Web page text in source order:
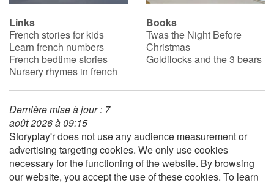
Links
French stories for kids
Learn french numbers
French bedtime stories
Nursery rhymes in french
Books
Twas the Night Before
Christmas
Goldilocks and the 3 bears
Dernière mise à jour : 7
août 2026 à 09:15
Storyplay'r does not use any audience measurement or
advertising targeting cookies. We only use cookies
necessary for the functioning of the website. By browsing
our website, you accept the use of these cookies. To learn